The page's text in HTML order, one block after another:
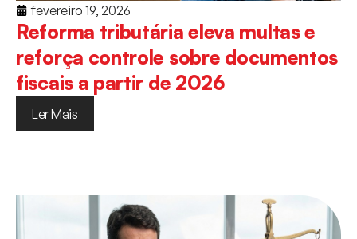
fevereiro 19, 2026
Reforma tributária eleva multas e
reforça controle sobre documentos
fiscais a partir de 2026
Ler Mais